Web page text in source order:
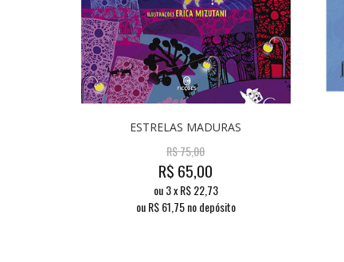
ESTRELAS MADURAS
R$75,00
R$ 65,00
ou3x R$22,73
ou R$61,75 no depósito